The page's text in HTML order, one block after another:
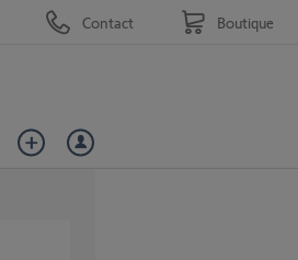
Contact Boutique